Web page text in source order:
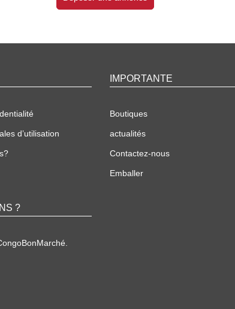
d’utilisation
?
IMPORTANTE
Boutiques
actualités
Contactez-nous
Emballer